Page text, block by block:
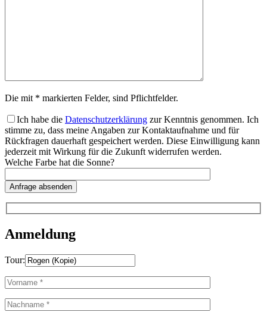
Die mit * markierten Felder, sind Pflichtfelder.
Ich habe die Datenschutzerklärung zur Kenntnis genommen. Ich
stimme zu, dass meine Angaben zur Kontaktaufnahme und für
Rückfragen dauerhaft gespeichert werden. Diese Einwilligung kann
jederzeit mit Wirkung für die Zukunft widerrufen werden.
Welche Farbe hat die Sonne?
Anmeldung
Tour: